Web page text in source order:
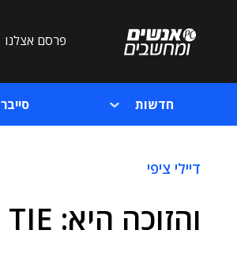
פרסם אצלנו
חדשות סייבר
דיילי ציפי
והזוכה היא: TIE